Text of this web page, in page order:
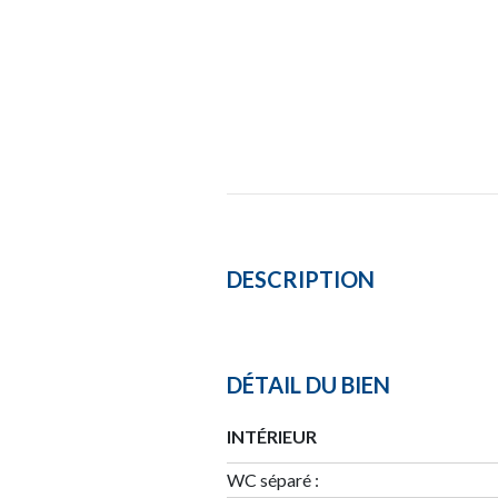
DESCRIPTION
DÉTAIL DU BIEN
INTÉRIEUR
WC séparé :